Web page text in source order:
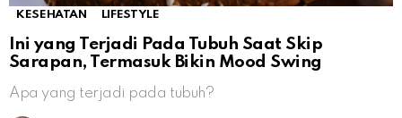
KESEHATAN LIFESTYLE
Ini yang Terjadi Pada Tubuh Saat Skip
Sarapan, Termasuk Bikin Mood Swing
Apa yang terjadi pada tubuh?